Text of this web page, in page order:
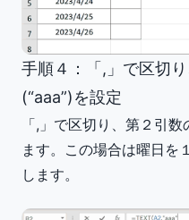
手順４：「,」で区切
(“aaa”)を設定
「,」で区切り、第２引
ます。この場合は曜日を
します。